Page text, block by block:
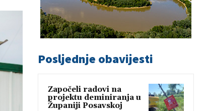
Posljednje obavijesti
Započeli radovi na
projektu deminiranja u
Županiji Posavskoj